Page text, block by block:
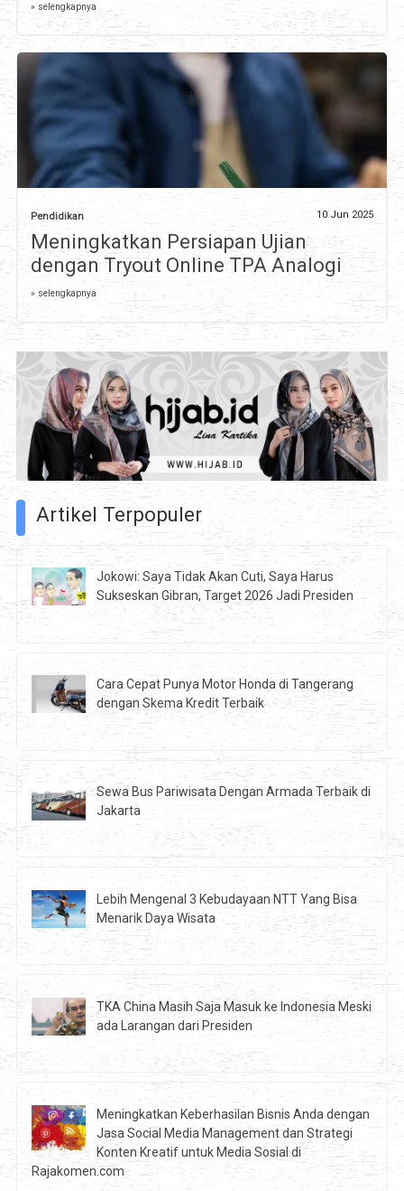
» selengkapnya
Pendidikan 10 Jun 2025
Meningkatkan Persiapan Ujian
dengan Tryout Online TPA Analogi
» selengkapnya
Artikel Terpopuler
Jokowi: Saya Tidak Akan Cuti, Saya Harus
Sukseskan Gibran, Target 2026 Jadi Presiden
Cara Cepat Punya Motor Honda di Tangerang
dengan Skema Kredit Terbaik
Sewa Bus Pariwisata Dengan Armada Terbaik di
Jakarta
Lebih Mengenal 3 Kebudayaan NTT Yang Bisa
Menarik Daya Wisata
TKA China Masih Saja Masuk ke Indonesia Meski
ada Larangan dari Presiden
Meningkatkan Keberhasilan Bisnis Anda dengan
Jasa Social Media Management dan Strategi
Konten Kreatif untuk Media Sosial di
Rajakomen.com